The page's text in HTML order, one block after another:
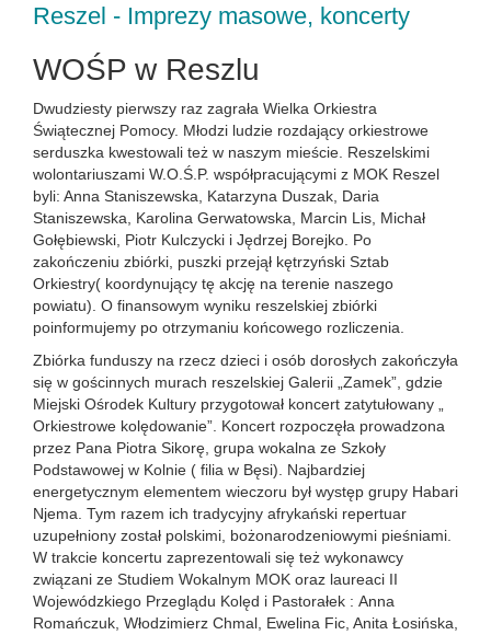
Reszel - Imprezy masowe, koncerty
WOŚP w Reszlu
Dwudziesty pierwszy raz zagrała Wielka Orkiestra
Świątecznej Pomocy. Młodzi ludzie rozdający orkiestrowe
serduszka kwestowali też w naszym mieście. Reszelskimi
wolontariuszami W.O.Ś.P. współpracującymi z MOK Reszel
byli: Anna Staniszewska, Katarzyna Duszak, Daria
Staniszewska, Karolina Gerwatowska, Marcin Lis, Michał
Gołębiewski, Piotr Kulczycki i Jędrzej Borejko. Po
zakończeniu zbiórki, puszki przejął kętrzyński Sztab
Orkiestry( koordynujący tę akcję na terenie naszego
powiatu). O finansowym wyniku reszelskiej zbiórki
poinformujemy po otrzymaniu końcowego rozliczenia.
Zbiórka funduszy na rzecz dzieci i osób dorosłych zakończyła
się w gościnnych murach reszelskiej Galerii „Zamek”, gdzie
Miejski Ośrodek Kultury przygotował koncert zatytułowany „
Orkiestrowe kolędowanie”. Koncert rozpoczęła prowadzona
przez Pana Piotra Sikorę, grupa wokalna ze Szkoły
Podstawowej w Kolnie ( filia w Bęsi). Najbardziej
energetycznym elementem wieczoru był występ grupy Habari
Njema. Tym razem ich tradycyjny afrykański repertuar
uzupełniony został polskimi, bożonarodzeniowymi pieśniami.
W trakcie koncertu zaprezentowali się też wykonawcy
związani ze Studiem Wokalnym MOK oraz laureaci II
Wojewódzkiego Przeglądu Kolęd i Pastorałek : Anna
Romańczuk, Włodzimierz Chmal, Ewelina Fic, Anita Łosińska,